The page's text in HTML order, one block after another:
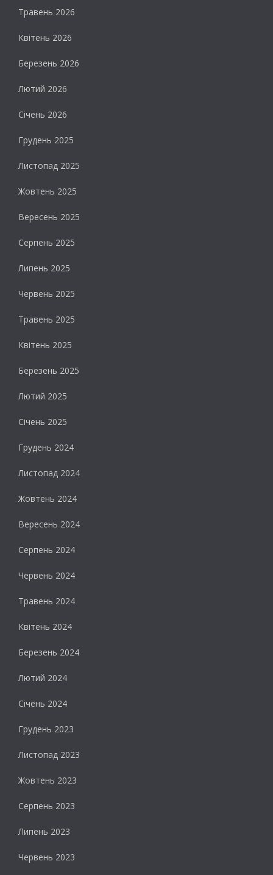
Травень 2026
Квітень 2026
Березень 2026
Лютий 2026
Січень 2026
Грудень 2025
Листопад 2025
Жовтень 2025
Вересень 2025
Серпень 2025
Липень 2025
Червень 2025
Травень 2025
Квітень 2025
Березень 2025
Лютий 2025
Січень 2025
Грудень 2024
Листопад 2024
Жовтень 2024
Вересень 2024
Серпень 2024
Червень 2024
Травень 2024
Квітень 2024
Березень 2024
Лютий 2024
Січень 2024
Грудень 2023
Листопад 2023
Жовтень 2023
Серпень 2023
Липень 2023
Червень 2023